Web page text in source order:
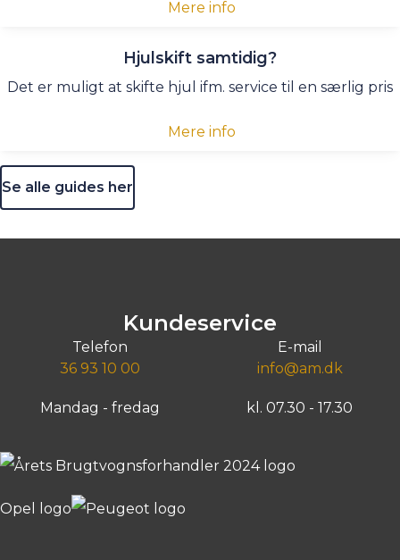
Mere info
Hjulskift samtidig?
Det er muligt at skifte hjul ifm. service til en særlig pris
Mere info
Se alle guides her
Kundeservice
Telefon
36 93 10 00
E-mail
info@am.dk
Mandag - fredag kl. 07.30 - 17.30